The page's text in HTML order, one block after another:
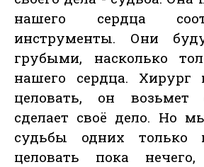
нашего сердца
инструменты. Они
грубыми, насколько
нашего сердца. Хирург
целовать, он возьмет
сделает своё дело. Но
судьбы одних только
целовать пока